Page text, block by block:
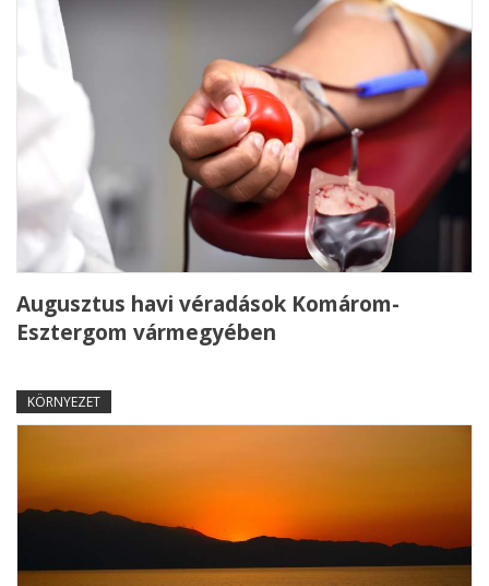
Augusztus havi véradások Komárom-
Esztergom vármegyében
KÖRNYEZET